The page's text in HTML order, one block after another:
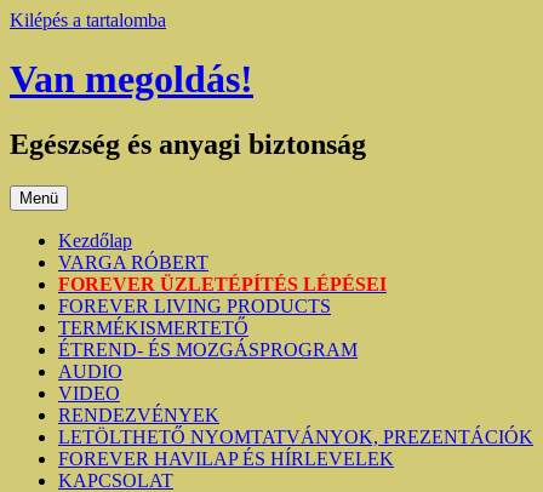
Kilépés a tartalomba
Van megoldás!
Egészség és anyagi biztonság
Menü
Kezdőlap
VARGA RÓBERT
FOREVER ÜZLETÉPÍTÉS LÉPÉSEI
FOREVER LIVING PRODUCTS
TERMÉKISMERTETŐ
ÉTREND- ÉS MOZGÁSPROGRAM
AUDIO
VIDEO
RENDEZVÉNYEK
LETÖLTHETŐ NYOMTATVÁNYOK, PREZENTÁCIÓK
FOREVER HAVILAP ÉS HÍRLEVELEK
KAPCSOLAT